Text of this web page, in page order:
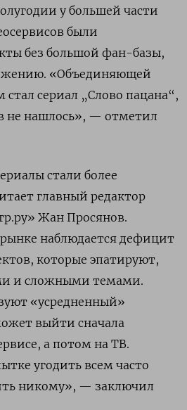
у большей части
были
без большой фан-базы,
«Объединяющей
стал сериал „Слово пацана“,
не нашлось», — отметил
стали более
главный редактор
Жан Просянов.
наблюдается дефицит
которые эпатируют,
и сложными темами.
«усредненный»
выйти сначала
а потом на ТВ.
угодить всем часто
никому», — заключил